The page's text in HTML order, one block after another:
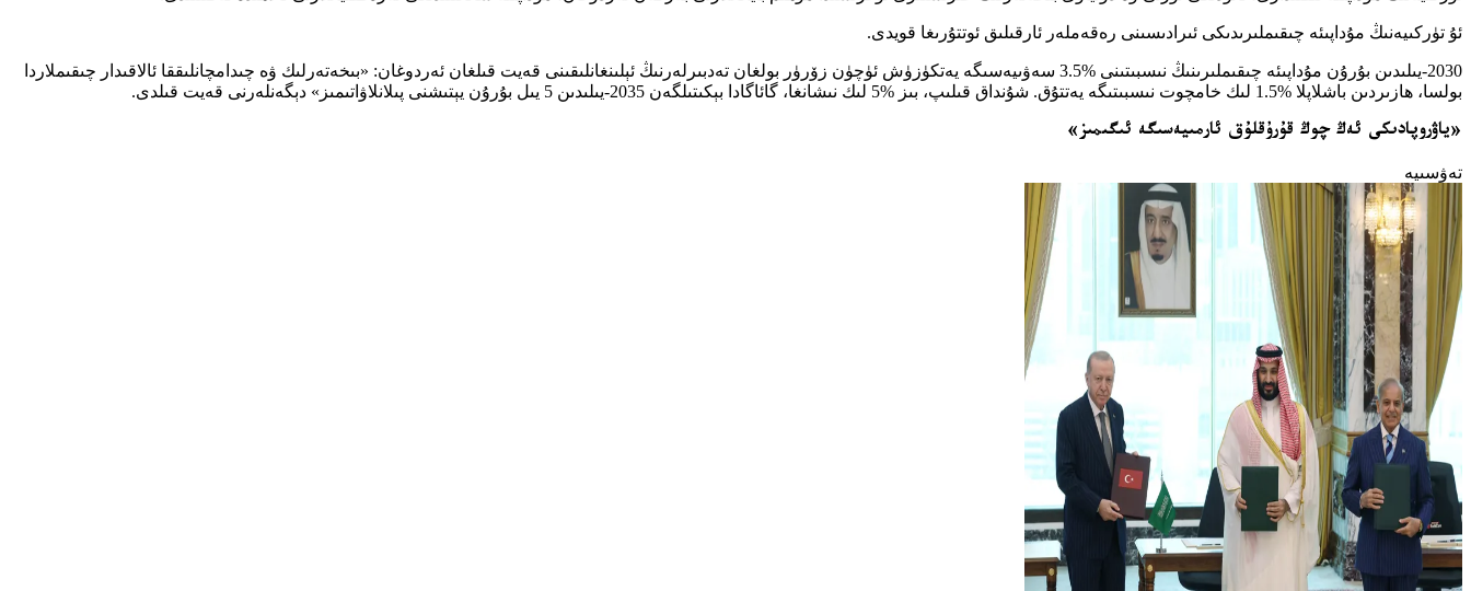
ئۇ تۈركىيەنىڭ مۇداپىئە چىقىملىرىدىكى ئىرادىسىنى رەقەملەر ئارقىلىق ئوتتۇرىغا قويدى.
2030-يىلىدىن بۇرۇن مۇداپىئە چىقىملىرىنىڭ نىسبىتىنى %3.5 سەۋىيەسىگە يەتكۈزۈش ئۈچۈن زۆرۈر بولغان تەدبىرلەرنىڭ ئېلىنغانلىقىنى قەيت قىلغان ئەردوغان: «بىخەتەرلىك ۋە چىدامچانلىققا ئالاقىدار چىقىملاردا
بولسا، ھازىردىن باشلاپلا %1.5 لىك خامچوت نىسبىتىگە يەتتۇق. شۇنداق قىلىپ، بىز %5 لىك نىشانغا، گائاگادا بېكىتىلگەن 2035-يىلىدىن 5 يىل بۇرۇن يېتىشنى پىلانلاۋاتىمىز» دېگەنلەرنى قەيت قىلدى.
«ياۋروپادىكى ئەڭ چوڭ قۇرۇقلۇق ئارمىيەسىگە ئىگىمىز»
تەۋسىيە